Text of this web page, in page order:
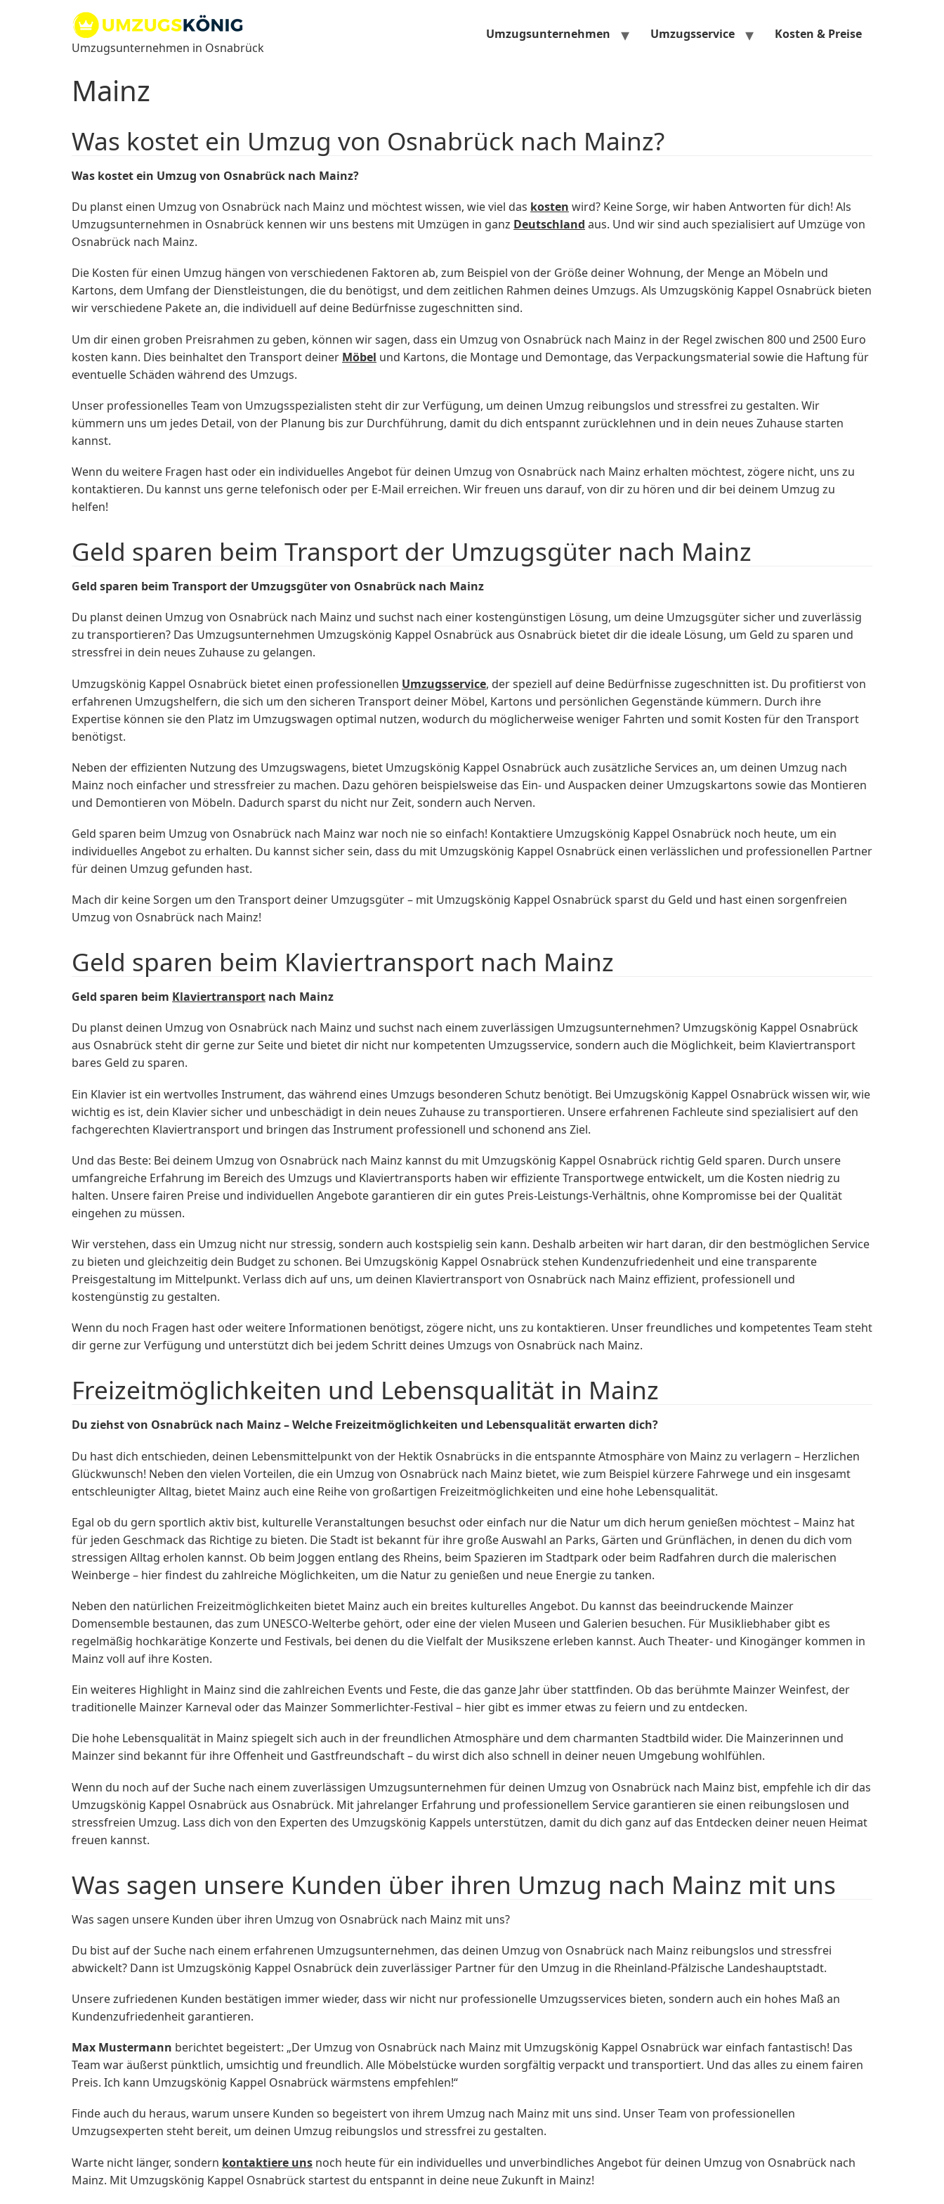
Umzugsunternehmen in Osnabrück
Umzugsunternehmen Umzugsservice Kosten & Preise
Mainz
Was kostet ein Umzug von Osnabrück nach Mainz?
Was kostet ein Umzug von Osnabrück nach Mainz?
Du planst einen Umzug von Osnabrück nach Mainz und möchtest wissen, wie viel das kosten wird? Keine Sorge, wir haben Antworten für dich! Als
Umzugsunternehmen in Osnabrück kennen wir uns bestens mit Umzügen in ganz Deutschland aus. Und wir sind auch spezialisiert auf Umzüge von
Osnabrück nach Mainz.
Die Kosten für einen Umzug hängen von verschiedenen Faktoren ab, zum Beispiel von der Größe deiner Wohnung, der Menge an Möbeln und
Kartons, dem Umfang der Dienstleistungen, die du benötigst, und dem zeitlichen Rahmen deines Umzugs. Als Umzugskönig Kappel Osnabrück bieten
wir verschiedene Pakete an, die individuell auf deine Bedürfnisse zugeschnitten sind.
Um dir einen groben Preisrahmen zu geben, können wir sagen, dass ein Umzug von Osnabrück nach Mainz in der Regel zwischen 800 und 2500 Euro
kosten kann. Dies beinhaltet den Transport deiner Möbel und Kartons, die Montage und Demontage, das Verpackungsmaterial sowie die Haftung für
eventuelle Schäden während des Umzugs.
Unser professionelles Team von Umzugsspezialisten steht dir zur Verfügung, um deinen Umzug reibungslos und stressfrei zu gestalten. Wir
kümmern uns um jedes Detail, von der Planung bis zur Durchführung, damit du dich entspannt zurücklehnen und in dein neues Zuhause starten
kannst.
Wenn du weitere Fragen hast oder ein individuelles Angebot für deinen Umzug von Osnabrück nach Mainz erhalten möchtest, zögere nicht, uns zu
kontaktieren. Du kannst uns gerne telefonisch oder per E-Mail erreichen. Wir freuen uns darauf, von dir zu hören und dir bei deinem Umzug zu
helfen!
Geld sparen beim Transport der Umzugsgüter nach Mainz
Geld sparen beim Transport der Umzugsgüter von Osnabrück nach Mainz
Du planst deinen Umzug von Osnabrück nach Mainz und suchst nach einer kostengünstigen Lösung, um deine Umzugsgüter sicher und zuverlässig
zu transportieren? Das Umzugsunternehmen Umzugskönig Kappel Osnabrück aus Osnabrück bietet dir die ideale Lösung, um Geld zu sparen und
stressfrei in dein neues Zuhause zu gelangen.
Umzugskönig Kappel Osnabrück bietet einen professionellen Umzugsservice, der speziell auf deine Bedürfnisse zugeschnitten ist. Du profitierst von
erfahrenen Umzugshelfern, die sich um den sicheren Transport deiner Möbel, Kartons und persönlichen Gegenstände kümmern. Durch ihre
Expertise können sie den Platz im Umzugswagen optimal nutzen, wodurch du möglicherweise weniger Fahrten und somit Kosten für den Transport
benötigst.
Neben der effizienten Nutzung des Umzugswagens, bietet Umzugskönig Kappel Osnabrück auch zusätzliche Services an, um deinen Umzug nach
Mainz noch einfacher und stressfreier zu machen. Dazu gehören beispielsweise das Ein- und Auspacken deiner Umzugskartons sowie das Montieren
und Demontieren von Möbeln. Dadurch sparst du nicht nur Zeit, sondern auch Nerven.
Geld sparen beim Umzug von Osnabrück nach Mainz war noch nie so einfach! Kontaktiere Umzugskönig Kappel Osnabrück noch heute, um ein
individuelles Angebot zu erhalten. Du kannst sicher sein, dass du mit Umzugskönig Kappel Osnabrück einen verlässlichen und professionellen Partner
für deinen Umzug gefunden hast.
Mach dir keine Sorgen um den Transport deiner Umzugsgüter – mit Umzugskönig Kappel Osnabrück sparst du Geld und hast einen sorgenfreien
Umzug von Osnabrück nach Mainz!
Geld sparen beim Klaviertransport nach Mainz
Geld sparen beim Klaviertransport nach Mainz
Du planst deinen Umzug von Osnabrück nach Mainz und suchst nach einem zuverlässigen Umzugsunternehmen? Umzugskönig Kappel Osnabrück
aus Osnabrück steht dir gerne zur Seite und bietet dir nicht nur kompetenten Umzugsservice, sondern auch die Möglichkeit, beim Klaviertransport
bares Geld zu sparen.
Ein Klavier ist ein wertvolles Instrument, das während eines Umzugs besonderen Schutz benötigt. Bei Umzugskönig Kappel Osnabrück wissen wir, wie
wichtig es ist, dein Klavier sicher und unbeschädigt in dein neues Zuhause zu transportieren. Unsere erfahrenen Fachleute sind spezialisiert auf den
fachgerechten Klaviertransport und bringen das Instrument professionell und schonend ans Ziel.
Und das Beste: Bei deinem Umzug von Osnabrück nach Mainz kannst du mit Umzugskönig Kappel Osnabrück richtig Geld sparen. Durch unsere
umfangreiche Erfahrung im Bereich des Umzugs und Klaviertransports haben wir effiziente Transportwege entwickelt, um die Kosten niedrig zu
halten. Unsere fairen Preise und individuellen Angebote garantieren dir ein gutes Preis-Leistungs-Verhältnis, ohne Kompromisse bei der Qualität
eingehen zu müssen.
Wir verstehen, dass ein Umzug nicht nur stressig, sondern auch kostspielig sein kann. Deshalb arbeiten wir hart daran, dir den bestmöglichen Service
zu bieten und gleichzeitig dein Budget zu schonen. Bei Umzugskönig Kappel Osnabrück stehen Kundenzufriedenheit und eine transparente
Preisgestaltung im Mittelpunkt. Verlass dich auf uns, um deinen Klaviertransport von Osnabrück nach Mainz effizient, professionell und
kostengünstig zu gestalten.
Wenn du noch Fragen hast oder weitere Informationen benötigst, zögere nicht, uns zu kontaktieren. Unser freundliches und kompetentes Team steht
dir gerne zur Verfügung und unterstützt dich bei jedem Schritt deines Umzugs von Osnabrück nach Mainz.
Freizeitmöglichkeiten und Lebensqualität in Mainz
Du ziehst von Osnabrück nach Mainz – Welche Freizeitmöglichkeiten und Lebensqualität erwarten dich?
Du hast dich entschieden, deinen Lebensmittelpunkt von der Hektik Osnabrücks in die entspannte Atmosphäre von Mainz zu verlagern – Herzlichen
Glückwunsch! Neben den vielen Vorteilen, die ein Umzug von Osnabrück nach Mainz bietet, wie zum Beispiel kürzere Fahrwege und ein insgesamt
entschleunigter Alltag, bietet Mainz auch eine Reihe von großartigen Freizeitmöglichkeiten und eine hohe Lebensqualität.
Egal ob du gern sportlich aktiv bist, kulturelle Veranstaltungen besuchst oder einfach nur die Natur um dich herum genießen möchtest – Mainz hat
für jeden Geschmack das Richtige zu bieten. Die Stadt ist bekannt für ihre große Auswahl an Parks, Gärten und Grünflächen, in denen du dich vom
stressigen Alltag erholen kannst. Ob beim Joggen entlang des Rheins, beim Spazieren im Stadtpark oder beim Radfahren durch die malerischen
Weinberge – hier findest du zahlreiche Möglichkeiten, um die Natur zu genießen und neue Energie zu tanken.
Neben den natürlichen Freizeitmöglichkeiten bietet Mainz auch ein breites kulturelles Angebot. Du kannst das beeindruckende Mainzer
Domensemble bestaunen, das zum UNESCO-Welterbe gehört, oder eine der vielen Museen und Galerien besuchen. Für Musikliebhaber gibt es
regelmäßig hochkarätige Konzerte und Festivals, bei denen du die Vielfalt der Musikszene erleben kannst. Auch Theater- und Kinogänger kommen in
Mainz voll auf ihre Kosten.
Ein weiteres Highlight in Mainz sind die zahlreichen Events und Feste, die das ganze Jahr über stattfinden. Ob das berühmte Mainzer Weinfest, der
traditionelle Mainzer Karneval oder das Mainzer Sommerlichter-Festival – hier gibt es immer etwas zu feiern und zu entdecken.
Die hohe Lebensqualität in Mainz spiegelt sich auch in der freundlichen Atmosphäre und dem charmanten Stadtbild wider. Die Mainzerinnen und
Mainzer sind bekannt für ihre Offenheit und Gastfreundschaft – du wirst dich also schnell in deiner neuen Umgebung wohlfühlen.
Wenn du noch auf der Suche nach einem zuverlässigen Umzugsunternehmen für deinen Umzug von Osnabrück nach Mainz bist, empfehle ich dir das
Umzugskönig Kappel Osnabrück aus Osnabrück. Mit jahrelanger Erfahrung und professionellem Service garantieren sie einen reibungslosen und
stressfreien Umzug. Lass dich von den Experten des Umzugskönig Kappels unterstützen, damit du dich ganz auf das Entdecken deiner neuen Heimat
freuen kannst.
Was sagen unsere Kunden über ihren Umzug nach Mainz mit uns
Was sagen unsere Kunden über ihren Umzug von Osnabrück nach Mainz mit uns?
Du bist auf der Suche nach einem erfahrenen Umzugsunternehmen, das deinen Umzug von Osnabrück nach Mainz reibungslos und stressfrei
abwickelt? Dann ist Umzugskönig Kappel Osnabrück dein zuverlässiger Partner für den Umzug in die Rheinland-Pfälzische Landeshauptstadt.
Unsere zufriedenen Kunden bestätigen immer wieder, dass wir nicht nur professionelle Umzugsservices bieten, sondern auch ein hohes Maß an
Kundenzufriedenheit garantieren.
Max Mustermann berichtet begeistert: „Der Umzug von Osnabrück nach Mainz mit Umzugskönig Kappel Osnabrück war einfach fantastisch! Das
Team war äußerst pünktlich, umsichtig und freundlich. Alle Möbelstücke wurden sorgfältig verpackt und transportiert. Und das alles zu einem fairen
Preis. Ich kann Umzugskönig Kappel Osnabrück wärmstens empfehlen!“
Finde auch du heraus, warum unsere Kunden so begeistert von ihrem Umzug nach Mainz mit uns sind. Unser Team von professionellen
Umzugsexperten steht bereit, um deinen Umzug reibungslos und stressfrei zu gestalten.
Warte nicht länger, sondern kontaktiere uns noch heute für ein individuelles und unverbindliches Angebot für deinen Umzug von Osnabrück nach
Mainz. Mit Umzugskönig Kappel Osnabrück startest du entspannt in deine neue Zukunft in Mainz!